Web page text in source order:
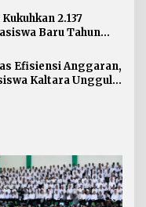
2.137
Baru Tahun
Efisiensi Anggaran,
Kaltara Unggul